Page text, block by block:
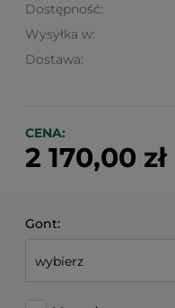
Dostępność:
Wysyłka w:
Dostawa:
Cena nie zawiera
CENA:
2 170,00 zł
Gont: